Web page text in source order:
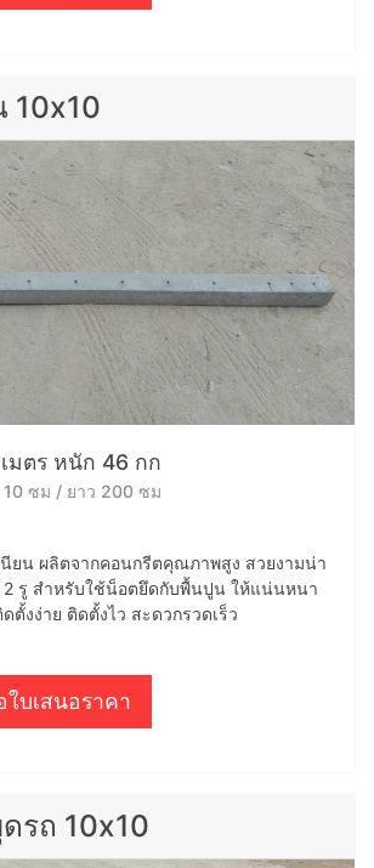
10x10
มตร หนัก 46 กก
10 ซม / ยาว 200 ซม
นียน ผลิตจากคอนกรีตคุณภาพสูง สวยงามน่า
รู สำหรับใช้น็อตยึดกับพื้นปูน ให้แน่นหนา
ตั้งง่าย ติดตั้งไว สะดวกรวดเร็ว
บเสนอราคา
รถ 10x10